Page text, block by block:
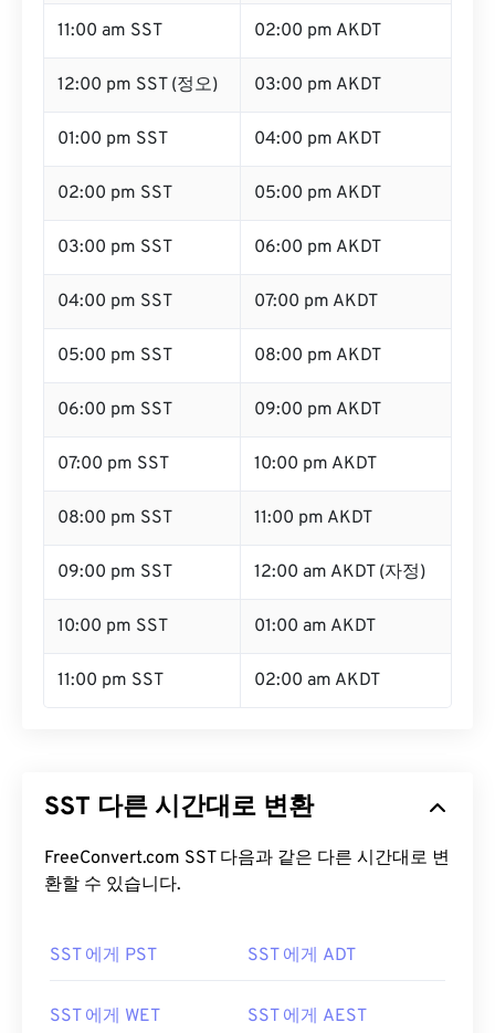
11:00 am SST 02:00 pm AKDT
12:00 pm SST (정오) 03:00 pm AKDT
01:00 pm SST 04:00 pm AKDT
02:00 pm SST 05:00 pm AKDT
03:00 pm SST 06:00 pm AKDT
04:00 pm SST 07:00 pm AKDT
05:00 pm SST 08:00 pm AKDT
06:00 pm SST 09:00 pm AKDT
07:00 pm SST 10:00 pm AKDT
08:00 pm SST 11:00 pm AKDT
09:00 pm SST 12:00 am AKDT (자정)
10:00 pm SST 01:00 am AKDT
11:00 pm SST 02:00 am AKDT
SST 다른 시간대로 변환
FreeConvert.com SST 다음과 같은 다른 시간대로 변
환할 수 있습니다.
SST 에게 PST SST 에게 ADT
SST 에게 WET SST 에게 AEST